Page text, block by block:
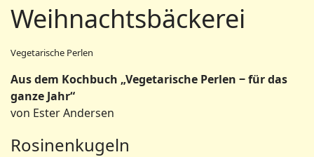
Weihnachtsbäckerei
Vegetarische Perlen
Aus dem Kochbuch „Vegetarische Perlen ‒ für das
ganze Jahr“
von Ester Andersen
Rosinenkugeln